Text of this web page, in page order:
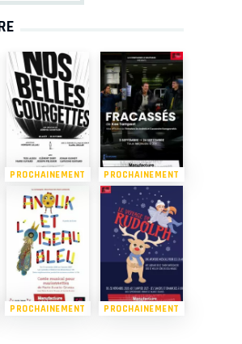
PROCHAINEMENT PROCHAINEMENT
PROCHAINEMENT PROCHAINEMENT